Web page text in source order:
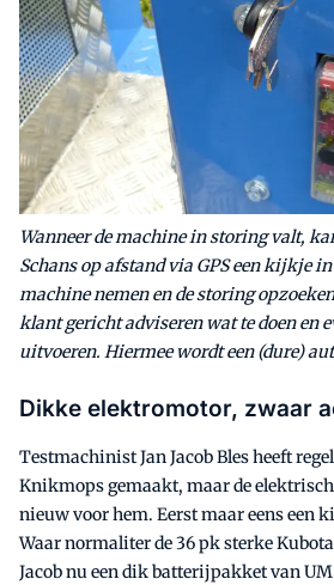
Wanneer de machine in storing valt,
Schans op afstand via GPS een kijkje
machine nemen en de storing
klant gericht adviseren wat te doen en
uitvoeren. Hiermee wordt een (dure)
Dikke elektromotor, zwaar
Testmachinist Jan Jacob Bles heeft
Knikmops gemaakt, maar de
nieuw voor hem. Eerst maar eens een
Waar normaliter de 36 pk sterke
Jacob nu een dik batterijpakket van